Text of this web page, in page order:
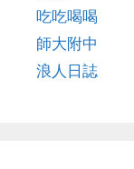
吃吃喝喝
師大附中
浪人日誌